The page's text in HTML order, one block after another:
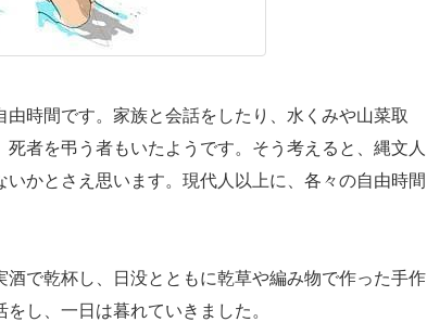
時間です。家族と会話をしたり、水くみや山菜取
者を弔う者もいたようです。そう考えると、縄文人
かとさえ思います。現代人以上に、各々の自由時間
で乾杯し、日没とともに乾草や編み物で作った手作
し、一日は暮れていきました。